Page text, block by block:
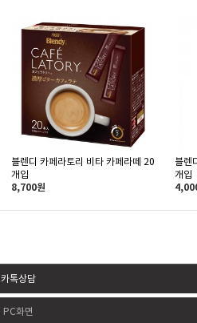
블렌디 카페라토리 비타 카페라떼 20
개입
8,700원
블렌
개입
카톡상담
PC화면